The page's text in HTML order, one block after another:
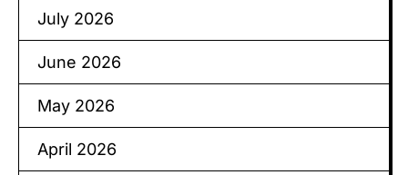
July 2026
June 2026
May 2026
April 2026